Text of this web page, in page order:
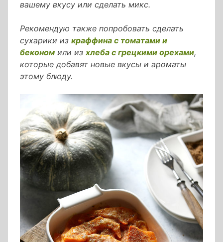
вашему вкусу или сделать микс.
Рекомендую также попробовать сделать
сухарики из краффина с томатами и
беконом или из хлеба с грецкими орехами,
которые добавят новые вкусы и ароматы
этому блюду.